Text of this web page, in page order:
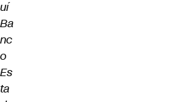
uí
Ba
nc
o
Es
ta